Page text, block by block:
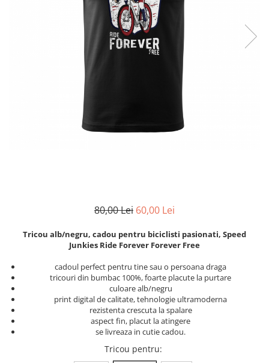
Tricouri pescari
Tricouri gameri
Tricouri music is life
Tricouri sporturi de iarna
Tricouri snowboard
Tricouri ski
80,00 Lei 60,00 Lei
Tricou alb/negru, cadou pentru biciclisti pasionati, Speed
Junkies Ride Forever Forever Free
cadoul perfect pentru tine sau o persoana draga
tricouri din bumbac 100%, foarte placute la purtare
culoare alb/negru
print digital de calitate, tehnologie ultramoderna
rezistenta crescuta la spalare
aspect fin, placut la atingere
se livreaza in cutie cadou.
Tricou pentru: